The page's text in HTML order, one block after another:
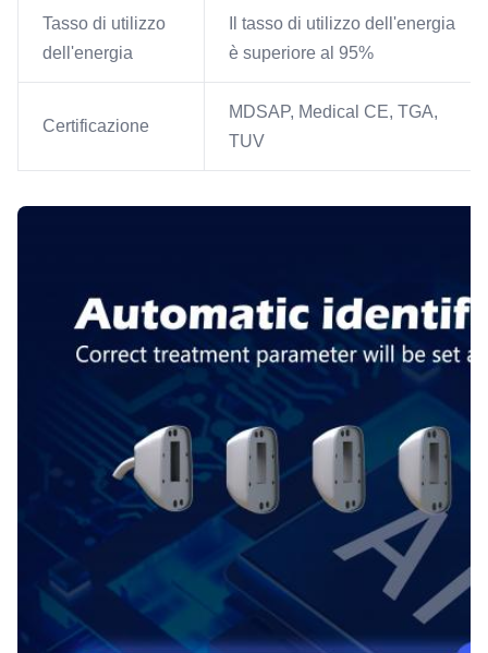
Tasso di utilizzo
dell'energia
Il tasso di utilizzo dell'energia
è superiore al 95%
Certificazione
MDSAP, Medical CE, TGA,
TUV